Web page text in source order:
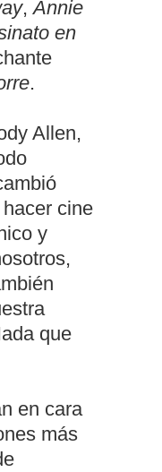
,Annie
en
.
Allen,
cine
y
que
en cara
más